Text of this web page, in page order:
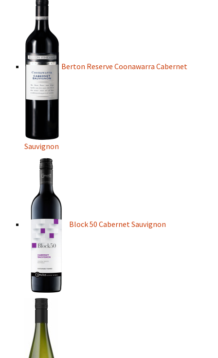
Berton Reserve Coonawarra Cabernet
Sauvignon
Block 50 Cabernet Sauvignon